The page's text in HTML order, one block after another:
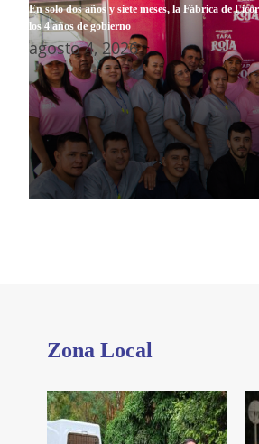
En solo dos años y siete meses, la Fábrica de
los 4 años de gobierno
agosto 4, 2026
Zona Local